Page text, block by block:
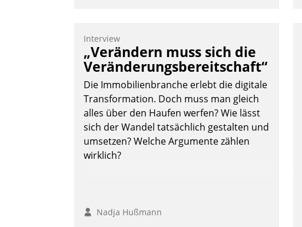
Teilnehmer kurzweilige Einblicke in
innovative Cloud-Strategien und -
Lösungen mit hohem Zukunftspotenzial.
Andreas Lerchner
Interview
„Verändern muss sich die
Veränderungsbereitschaft“
Die Immobilienbranche erlebt die digitale
Transformation. Doch muss man gleich
alles über den Haufen werfen? Wie lässt
sich der Wandel tatsächlich gestalten und
umsetzen? Welche Argumente zählen
wirklich?
Nadja Hußmann